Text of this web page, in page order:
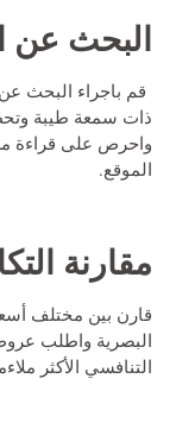
البحث عن
قم باجراء البحث
ذات سمعة طيبة
واحرص على قراءة
الموقع.
مقارنة
قارن بين مختلف
البصرية واطلب
التنافسي الأكثر